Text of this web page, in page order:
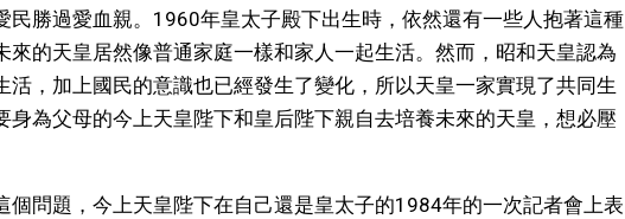
民勝過愛血親。1960年皇太子殿下出生時，依然還有一些人抱著這種
來的天皇居然像普通家庭一樣和家人一起生活。然而，昭和天皇認為
活，加上國民的意識也已經發生了變化，所以天皇一家實現了共同生
身為父母的今上天皇陛下和皇后陛下親自去培養未來的天皇，想必壓
個問題，今上天皇陛下在自己還是皇太子的1984年的一次記者會上表